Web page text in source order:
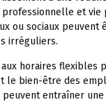
et vie
ou sociaux peuvent
irréguliers.
aux horaires flexibles
le bien-être des
entraîner une